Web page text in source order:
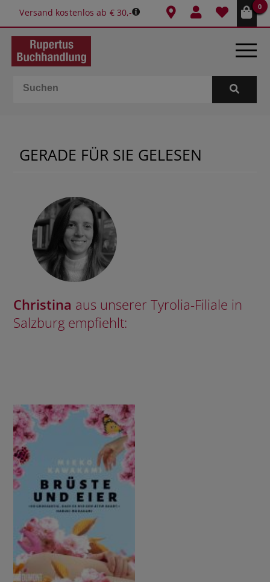
Versand kostenlos ab € 30,-
0
BÜCHER
SPIELE
GESCHENKIDEEN & MEHR
SCHULE & BÜRO
BUCHTIPPS
GERADE FÜR SIE GELESEN
Christina aus unserer Tyrolia-Filiale in
Salzburg empfiehlt: